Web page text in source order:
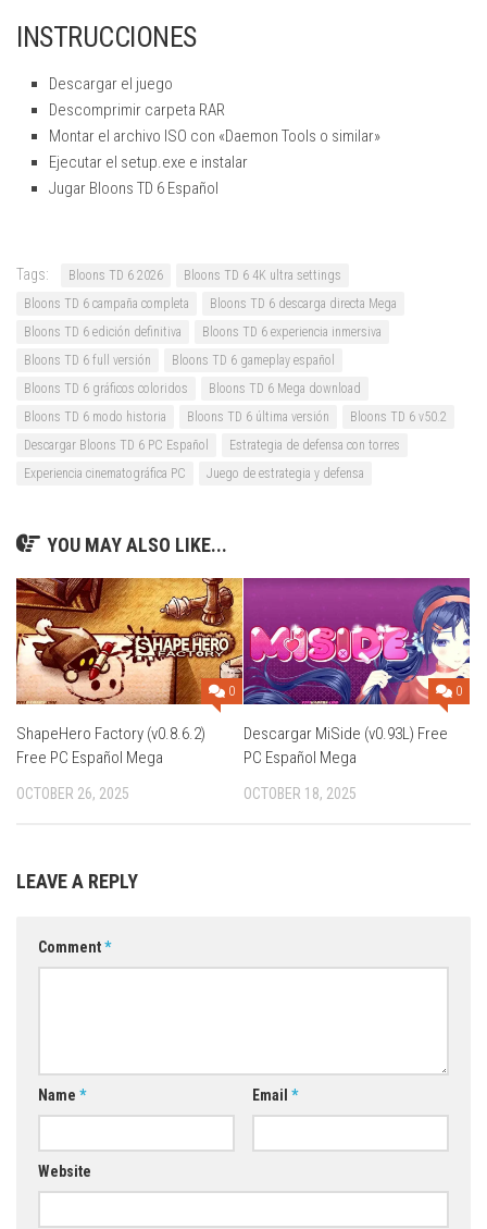
INSTRUCCIONES
Descargar el juego
Descomprimir carpeta RAR
Montar el archivo ISO con «Daemon Tools o similar»
Ejecutar el setup.exe e instalar
Jugar Bloons TD 6 Español
Tags: Bloons TD 6 2026
Bloons TD 6 4K ultra settings
Bloons TD 6 campaña completa
Bloons TD 6 descarga directa Mega
Bloons TD 6 edición definitiva
Bloons TD 6 experiencia inmersiva
Bloons TD 6 full versión
Bloons TD 6 gameplay español
Bloons TD 6 gráficos coloridos
Bloons TD 6 Mega download
Bloons TD 6 modo historia
Bloons TD 6 última versión
Bloons TD 6 v50.2
Descargar Bloons TD 6 PC Español
Estrategia de defensa con torres
Experiencia cinematográfica PC
Juego de estrategia y defensa
YOU MAY ALSO LIKE...
0
ShapeHero Factory (v0.8.6.2)
Free PC Español Mega
OCTOBER 26, 2025
0
Descargar MiSide (v0.93L) Free
PC Español Mega
OCTOBER 18, 2025
LEAVE A REPLY
Comment*
Name * Email *
Website